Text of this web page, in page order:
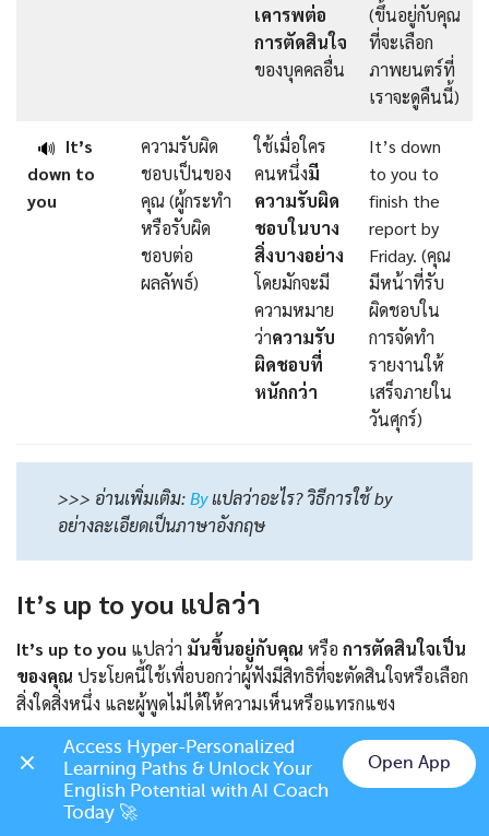
เคารพต่อ
การตัดสินใจ
ของบุคคลอื่น
(ขึ้นอยู่กับคุณ
ที่จะเลือก
ภาพยนตร์ที่
เราจะดูคืนนี้)
🔊 It’s
down to
you
ความรับผิด
ชอบเป็นของ
คุณ (ผู้กระทำ
หรือรับผิด
ชอบต่อ
ผลลัพธ์)
ใช้เมื่อใคร
คนหนึ่งมี
ความรับผิด
ชอบในบาง
สิ่งบางอย่าง
โดยมักจะมี
ความหมาย
ว่าความรับ
ผิดชอบที่
หนักกว่า
It’s down
to you to
finish the
report by
Friday. (คุณ
มีหน้าที่รับ
ผิดชอบใน
การจัดทำ
รายงานให้
เสร็จภายใน
วันศุกร์)
>>> อ่านเพิ่มเติม:Byแปลว่าอะไร? วิธีการใช้ by
อย่างละเอียดเป็นภาษาอังกฤษ
It’s up to you แปลว่า
It’s up to you แปลว่า มันขึ้นอยู่กับคุณ หรือ การตัดสินใจเป็น
ของคุณ ประโยคนี้ใช้เพื่อบอกว่าผู้ฟังมีสิทธิที่จะตัดสินใจหรือเลือก
สิ่งใดสิ่งหนึ่ง และผู้พูดไม่ได้ให้ความเห็นหรือแทรกแซง
ตัวอย่าง:
Should we go out for dinner or stay home? (เราควรออกไป
Chat on LINE
Access Hyper-Personalized
Learning Paths & Unlock Your
English Potential with AI Coach
Today 🚀
Open App